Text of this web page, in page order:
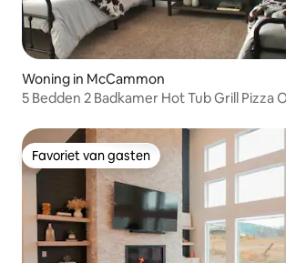
Woning in McCammon
5 Bedden 2 Badkamer Hot Tub Grill Pizza
Favoriet van gasten
Favoriet van gasten